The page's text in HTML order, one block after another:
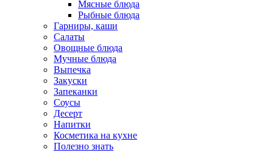
Мясные блюда
Рыбные блюда
Гарниры, каши
Салаты
Овощные блюда
Мучные блюда
Выпечка
Закуски
Запеканки
Соусы
Десерт
Напитки
Косметика на кухне
Полезно знать